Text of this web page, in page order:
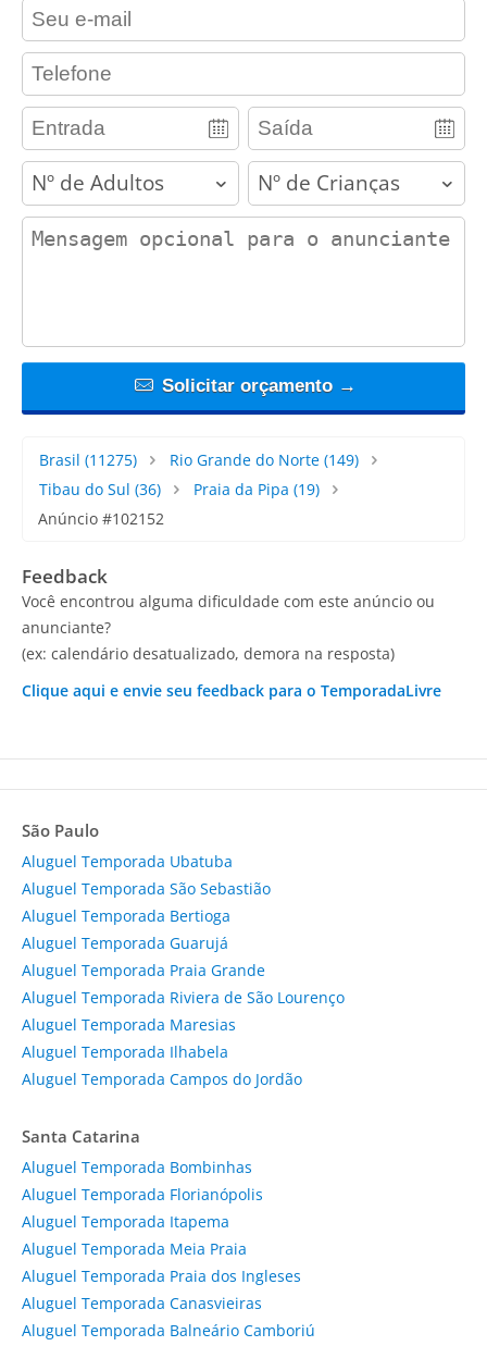
contact_email
contact_phone
adults children
contact_message
Solicitar orçamento →
Brasil (11275) Rio Grande do Norte(149)
Tibau do Sul (36) Praia da Pipa (19)
Anúncio #102152
Feedback
Você encontrou alguma dificuldade com este anúncio ou
anunciante?
(ex: calendário desatualizado, demora na resposta)
Clique aqui e envie seu feedback para o TemporadaLivre
São Paulo
Aluguel Temporada Ubatuba
Aluguel Temporada São Sebastião
Aluguel Temporada Bertioga
Aluguel Temporada Guarujá
Aluguel Temporada Praia Grande
Aluguel Temporada Riviera de São Lourenço
Aluguel Temporada Maresias
Aluguel Temporada Ilhabela
Aluguel Temporada Campos do Jordão
Santa Catarina
Aluguel Temporada Bombinhas
Aluguel Temporada Florianópolis
Aluguel Temporada Itapema
Aluguel Temporada Meia Praia
Aluguel Temporada Praia dos Ingleses
Aluguel Temporada Canasvieiras
Aluguel Temporada Balneário Camboriú